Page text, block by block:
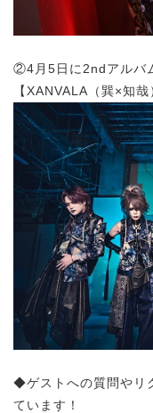
②4月5日に2ndアルバ
【XANVALA（巽×知
◆ゲストへの質問やリ
ています！